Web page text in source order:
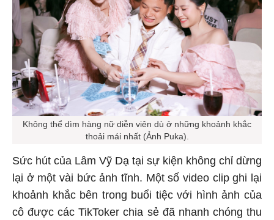
Không thể dìm hàng nữ diễn viên dù ở những khoảnh khắc
thoải mái nhất (Ảnh Puka).
Sức hút của Lâm Vỹ Dạ tại sự kiện không chỉ dừng
lại ở một vài bức ảnh tĩnh. Một số video clip ghi lại
khoảnh khắc bên trong buổi tiệc với hình ảnh của
cô được các TikToker chia sẻ đã nhanh chóng thu